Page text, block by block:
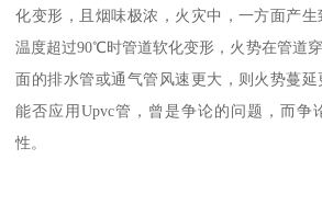
化变形，且烟味极浓，火灾中，一方面产生
温度超过90℃时管道软化变形，火势在管道
面的排水管或通气管风速更大，则火势蔓
能否应用Upvc管，曾是争论的问题，而争
性。